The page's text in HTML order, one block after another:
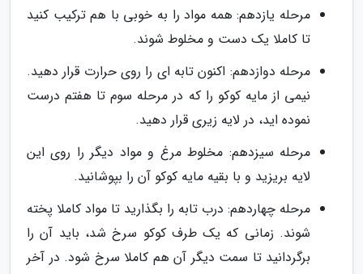
مرحله یازدهم: همه مواد را به خوبی با هم ترکیب کنید
تا کاملا یک دست و مخلوط شوند.
مرحله دوازدهم: اکنون تابه ای را روی حرارت قرار دهید.
نیمی از مایه کوکو را که در مرحله سوم تا هفتم درست
نموده اید، در لایه زیری قرار دهید.
مرحله سیزدهم: مخلوط مرغ و مواد دیگر را روی این
لایه بریزید و با بقیه مایه کوکو آن را بپوشانید.
مرحله چهاردهم: درب تابه را بگذارید تا مواد کاملا پخته
شوند. زمانی که یک طرف کوکو سرخ شد، باید آن را
برگردانید تا سمت دیگر آن هم کاملا سرخ شود. در آخر